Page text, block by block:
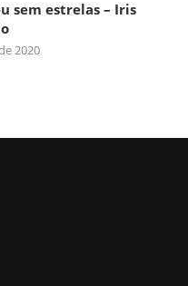
sem estrelas – Iris
2020